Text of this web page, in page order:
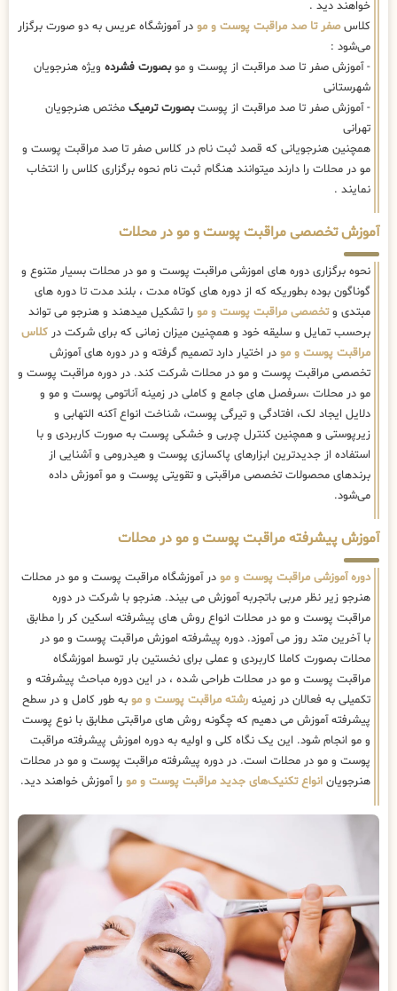
خواهند دید .
کلاسصفر تا صد مراقبت پوست و مو در آموزشگاه عریس به دو صورت برگزار
می‌شود :
- آموزش صفر تا صد مراقبت از پوست و موبصورت فشرده ویژه هنرجویان
شهرستانی
- آموزش صفر تا صد مراقبت از پوستبصورت ترمیک مختص هنرجویان
تهرانی
همچنین هنرجویانی که قصد ثبت نام در کلاس صفر تا صد مراقبت پوست و
مو در محلات را دارند میتوانند هنگام ثبت نام نحوه برگزاری کلاس را انتخاب
نمایند .
آموزش تخصصی مراقبت پوست و مو در محلات
نحوه برگزاری دوره های اموزشی مراقبت پوست و مو در محلات بسیار متنوع و
گوناگون بوده بطوریکه که از دوره های کوتاه مدت ، بلند مدت تا دوره های
مبتدی وتخصصی مراقبت پوست و مو را تشکیل میدهند و هنرجو می تواند
برحسب تمایل و سلیقه خود و همچنین میزان زمانی که برای شرکت در کلاس
مراقبت پوست و مو در اختیار دارد تصمیم گرفته و در دوره های آموزش
تخصصی مراقبت پوست و مو در محلات شرکت کند. در دوره مراقبت پوست و
مو در محلات ،سرفصل های جامع و کاملی در زمینه آناتومی پوست و مو و
دلایل ایجاد لک، افتادگی و تیرگی پوست، شناخت انواع آکنه التهابی و
زیرپوستی و همچنین کنترل چربی و خشکی پوست به صورت کاربردی و با
استفاده از جدیدترین ابزارهای پاکسازی پوست و هیدرومی و آشنایی از
برندهای محصولات تخصصی مراقبتی و تقویتی پوست و مو آموزش داده
می‌شود.
آموزش پیشرفته مراقبت پوست و مو در محلات
دوره آموزشی مراقبت پوست و مو در آموزشگاه مراقبت پوست و مو در محلات
هنرجو زیر نظر مربی باتجربه آموزش می بیند. هنرجو با شرکت در دوره
مراقبت پوست و مو در محلات انواع روش های پیشرفته اسکین کر را مطابق
با آخرین متد روز می آموزد. دوره پیشرفته اموزش مراقبت پوست و مو در
محلات بصورت کاملا کاربردی و عملی برای نخستین بار توسط اموزشگاه
مراقبت پوست و مو در محلات طراحی شده ، در این دوره مباحث پیشرفته و
تکمیلی به فعالان در زمینه رشته مراقبت پوست و مو به طور کامل و در سطح
پیشرفته آموزش می دهیم که چگونه روش های مراقبتی مطابق با نوع پوست
و مو انجام شود. این یک نگاه کلی و اولیه به دوره اموزش پیشرفته مراقبت
پوست و مو در محلات است. در دوره پیشرفته مراقبت پوست و مو در محلات
هنرجویان انواع تکنیک‌های جدید مراقبت پوست و مو را آموزش خواهند دید.